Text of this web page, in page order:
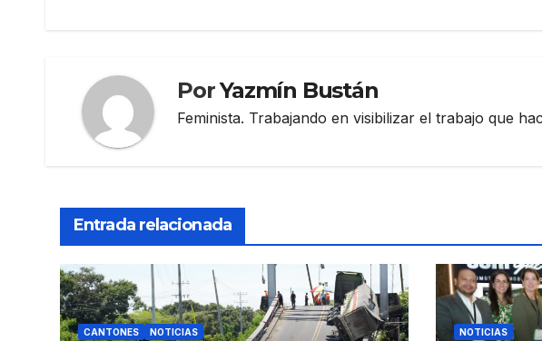
PorYazmín Bustán
Feminista. Trabajando en visibilizar el trabajo que
Entrada relacionada
CANTONES NOTICIAS NOTICIAS